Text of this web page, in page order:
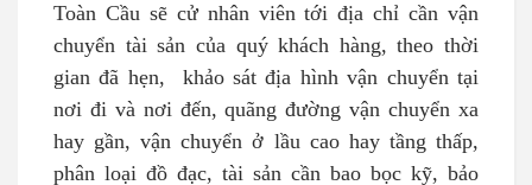
Toàn Cầu sẽ cử nhân viên tới địa chỉ cần vận
chuyển tài sản của quý khách hàng, theo thời
gian đã hẹn, khảo sát địa hình vận chuyển tại
nơi đi và nơi đến, quãng đường vận chuyển xa
hay gần, vận chuyển ở lầu cao hay tầng thấp,
phân loại đồ đạc, tài sản cần bao bọc kỹ, bảo